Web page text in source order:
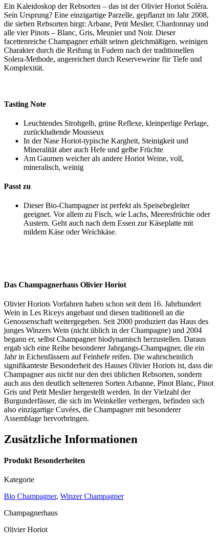
Ein Kaleidoskop der Rebsorten – das ist der Olivier Horiot Soléra.
Sein Ursprung? Eine einzigartige Parzelle, gepflanzt im Jahr 2008,
die sieben Rebsorten birgt: Arbane, Petit Meslier, Chardonnay und
alle vier Pinots – Blanc, Gris, Meunier und Noir. Dieser
facettenreiche Champagner erhält seinen gleichmäßigen, weinigen
Charakter durch die Reifung in Fudern nach der traditionellen
Solera-Methode, angereichert durch Reserveweine für Tiefe und
Komplexität.
Tasting Note
Leuchtendes Strohgelb, grüne Reflexe, kleinperlige Perlage,
zurückhaltende Mousseux
In der Nase Horiot-typische Kargheit, Steinigkeit und
Mineralität aber auch Hefe und gelbe Früchte
Am Gaumen weicher als andere Horiot Weine, voll,
mineralisch, weinig
Passt zu
Dieser Bio-Champagner ist perfekt als Speisebegleiter
geeignet. Vor allem zu Fisch, wie Lachs, Meeresfrüchte oder
Austern. Geht auch nach dem Essen zur Käseplatte mit
mildem Käse oder Weichkäse.
Das Champagnerhaus Olivier Horiot
Olivier Horiots Vorfahren haben schon seit dem 16. Jahrhundert
Wein in Les Riceys angebaut und diesen traditionell an die
Genossenschaft weitergegeben. Seit 2000 produziert das Haus des
junges Winzers Wein (nicht üblich in der Champagne) und 2004
begann er, selbst Champagner biodynamisch herzustellen. Daraus
ergab sich eine Reihe besonderer Jahrgangs-Champagner, die ein
Jahr in Eichenfässern auf Feinhefe reifen. Die wahrscheinlich
signifikanteste Besonderheit des Hauses Olivier Horiots ist, dass die
Champagner aus nicht nur den drei üblichen Rebsorten, sondern
auch aus den deutlich selteneren Sorten Arbanne, Pinot Blanc, Pinot
Gris und Petit Meslier hergestellt werden. In der Vielzahl der
Burgunderfässer, die sich im Weinkeller verbergen, befinden sich
also einzigartige Cuvées, die Champagner mit besonderer
Assemblage hervorbringen.
Zusätzliche Informationen
Produkt Besonderheiten
Kategorie
Bio Champagner, Winzer Champagner
Champagnerhaus
Olivier Horiot